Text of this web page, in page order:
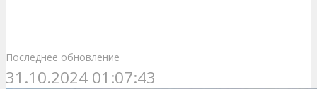
Последнее обновление
31.10.2024 01:07:43